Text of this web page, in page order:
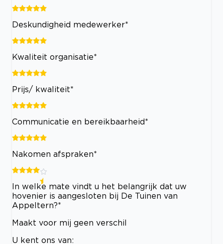
Deskundigheid medewerker*
Kwaliteit organisatie*
Prijs/ kwaliteit*
Communicatie en bereikbaarheid*
Nakomen afspraken*
In welke mate vindt u het belangrijk dat uw
hovenier is aangesloten bij De Tuinen van
Appeltern?*
Maakt voor mij geen verschil
U kent ons van: